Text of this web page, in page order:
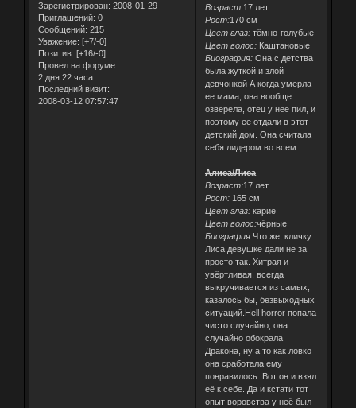
Зарегистрирован: 2008-01-29
Приглашений: 0
Сообщений: 215
Уважение: [+7/-0]
Позитив: [+16/-0]
Провел на форуме:
2 дня 22 часа
Последний визит:
2008-03-12 07:57:47
Возраст:17 лет
Рост:170 см
Цвет глаз:тёмно-голубые
Цвет волос:Каштановые
Биография:Она с детства
была жуткой и злой
девчонкой А когда умерла
ее мама, она вообще
озверела, отец у нее пил, и
поэтому ее отдали в этот
детский дом. Она считала
себя лидером во всем.
Алиса/Лиса
Возраст:17 лет
Рост:165 см
Цвет глаз:карие
Цвет волос:чёрные
Биография:Что же, кличку
Лиса девушке дали не за
просто так. Хитрая и
увёртливая, всегда
выкручивается из самых,
казалось бы, безвыходных
ситуаций.Hell horror попала
чисто случайно, она
случайно обокрала
Дракона, ну а то как ловко
она сработала ему
понравилось. Вот он и взял
её к себе. Да и кстати тот
опыт воровства у неё был